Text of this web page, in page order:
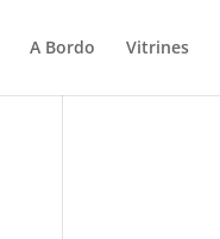
A Bordo Vitrines